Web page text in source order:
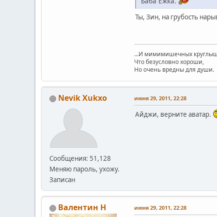
Ты, Зин, на грубость
...И мимимишечных
Что безусловно хороши,
Но очень вредны для души.
Nevik Xukxo
Сообщения: 51,128
Меняю пароль, ухожу.
Записан
июня 29, 2011, 22:28
Айджи, верните аватар.
Валентин Н июня 29, 2011, 22:28